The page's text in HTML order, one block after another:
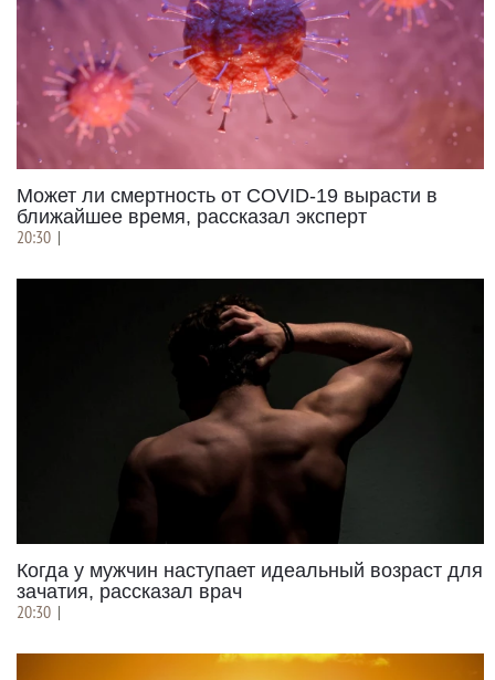
Может ли смертность от COVID-19 вырасти в
ближайшее время, рассказал эксперт
20:30 |
Когда у мужчин наступает идеальный возраст для
зачатия, рассказал врач
20:30 |